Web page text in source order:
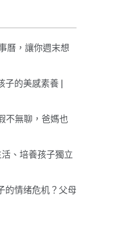
曆，讓你週末想
子的美感素養 |
不無聊，爸媽也
、培養孩子獨立
的情绪危机？父母